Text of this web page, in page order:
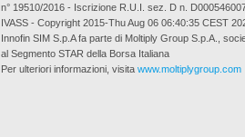
n° 19510/2016 - Iscrizione R.U.I. sez. D n.
IVASS - Copyright 2015-Thu Aug 06 06:40:35 CEST
Innofin SIM S.p.A fa parte di Moltiply Group S.p.A.,
al Segmento STAR della Borsa Italiana
Per ulteriori informazioni, visita www.moltiplygroup.com